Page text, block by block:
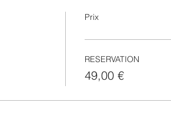
Prix
RESERVATION
49,00 €